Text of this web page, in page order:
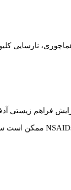
نارسایی
فراهم زیستی